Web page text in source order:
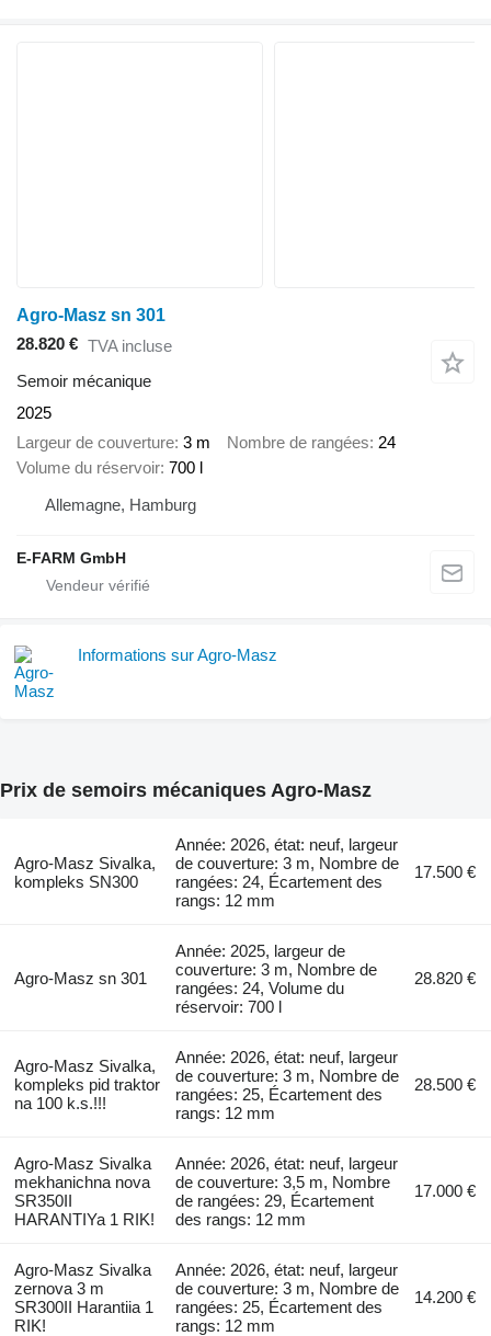
Agro-Masz sn 301
28.820 € TVA incluse
Semoir mécanique
2025
Largeur de couverture 3 m Nombre de rangées 24
Volume du réservoir 700 l
Allemagne, Hamburg
E-FARM GmbH
Informations sur Agro-Masz
Prix de semoirs mécaniques Agro-Masz
Agro-Masz Sivalka,
kompleks SN300
Année: 2026, état: neuf, largeur
de couverture: 3 m, Nombre de
rangées: 24, Écartement des
rangs: 12 mm
17.500 €
Agro-Masz sn 301
Année: 2025, largeur de
couverture: 3 m, Nombre de
rangées: 24, Volume du
réservoir: 700 l
28.820 €
Agro-Masz Sivalka,
kompleks pid traktor
na 100 k.s.!!!
Année: 2026, état: neuf, largeur
de couverture: 3 m, Nombre de
rangées: 25, Écartement des
rangs: 12 mm
28.500 €
Agro-Masz Sivalka
mekhanichna nova
SR350II
HARANTIYa 1 RIK!
Année: 2026, état: neuf, largeur
de couverture: 3,5 m, Nombre
de rangées: 29, Écartement
des rangs: 12 mm
17.000 €
Agro-Masz Sivalka
zernova 3 m
SR300II Harantiia 1
RIK!
Année: 2026, état: neuf, largeur
de couverture: 3 m, Nombre de
rangées: 25, Écartement des
rangs: 12 mm
14.200 €